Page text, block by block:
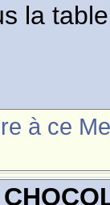
la
à ce